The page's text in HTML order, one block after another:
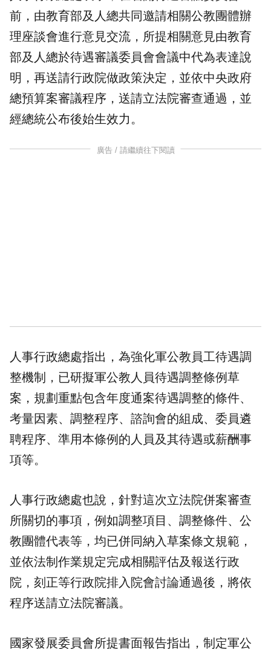
前，由教育部及人總共同邀請相關公教團體辦
理座談會進行意見交流，所提相關意見由教育
部及人總於待遇審議委員會會議中代為表達說
明，再送請行政院做政策決定，並依中央政府
總預算案審議程序，送請立法院審查通過，並
經總統公布後始生效力。
廣告 / 請繼續往下閱讀
人事行政總處指出，為強化軍公教員工待遇調
整機制，已研擬軍公教人員待遇調整條例草
案，規劃重點包含年度通案待遇調整的條件、
考量因素、調整程序、諮詢會的組成、委員遴
聘程序、準用本條例的人員及其待遇或薪酬事
項等。
人事行政總處也說，針對這次立法院併案審查
所關切的事項，例如調整項目、調整條件、公
教團體代表等，均已併同納入草案條文規範，
並依法制作業規定完成相關評估及報送行政
院，刻正等行政院排入院會討論通過後，將依
程序送請立法院審議。
國家發展委員會所提書面報告指出，制定軍公